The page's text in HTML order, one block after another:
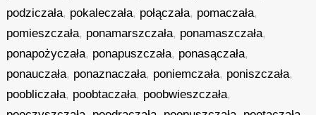
podziczała, pokaleczała, połączała, pomaczała,
pomieszczała, ponamarszczała, ponamaszczała,
ponapożyczała, ponapuszczała, ponasączała,
ponauczała, ponaznaczała, poniemczała, poniszczała,
poobliczała, poobtaczała, poobwieszczała,